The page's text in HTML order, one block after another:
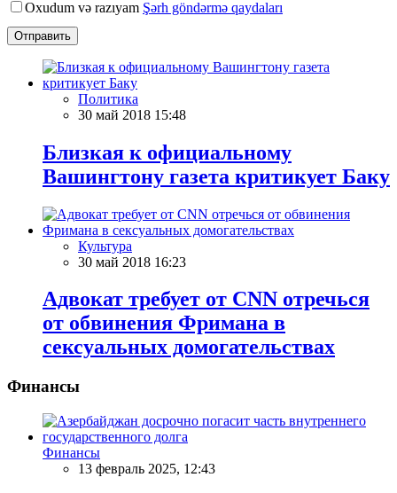
Oxudum və razıyam Şərh göndərmə qaydaları
Отправить
Политика
30 май 2018 15:48
Близкая к официальному
Вашингтону газета критикует Баку
Культура
30 май 2018 16:23
Адвокат требует от CNN отречься
от обвинения Фримана в
сексуальных домогательствах
Финансы
Финансы
13 февраль 2025, 12:43